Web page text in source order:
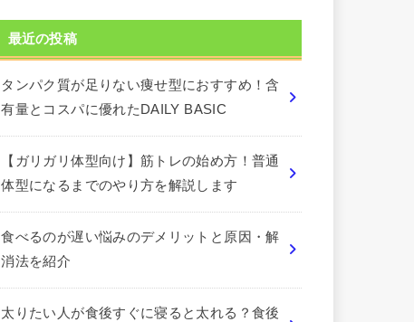
最近の投稿
タンパク質が足りない痩せ型におすすめ！含
有量とコスパに優れたDAILY BASIC
【ガリガリ体型向け】筋トレの始め方！普通
体型になるまでのやり方を解説します
食べるのが遅い悩みのデメリットと原因・解
消法を紹介
太りたい人が食後すぐに寝ると太れる？食後